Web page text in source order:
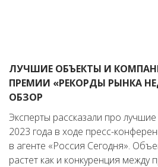
ЛУЧШИЕ ОБЪЕКТЫ И
ПРЕМИИ «РЕКОРДЫ РЫНКА
ОБЗОР
Эксперты рассказали про
2023 года в ходе пресс-
в агенте «Россия Сегодня».
растет как и конкуренция между